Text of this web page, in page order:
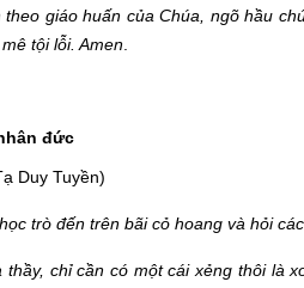
giáo huấn của Chúa, ngõ hầu
tội lỗi. Amen
đức
Duy Tuyền)
trò đến trên bãi cỏ hoang và hỏi
thầy, chỉ cần có một cái xẻng thôi là